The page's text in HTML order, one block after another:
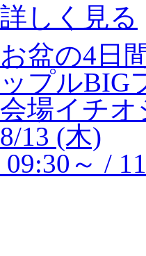
詳しく見る
お盆の4日
ップルBIG
会場イチオ
8/13 (木)
09:30～ /